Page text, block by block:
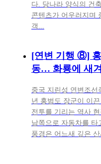
다. 당나라 양식의 건
콘텐츠가 어우러지며
객...
[연변 기행 ⑧]
동… 화룡에 새
중국 지린성 연변조선
년 홍범도 장군이 이
전투를 기리는 역사
남쪽으로 자동차를 타
풍경은 어느새 깊은 산